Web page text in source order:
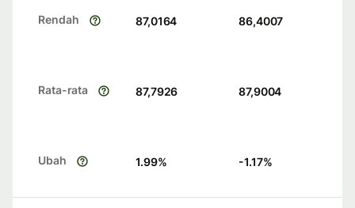
Rendah 87,0164 86,4007
Rata-rata 87,7926 87,9004
Ubah 1.99% -1.17%